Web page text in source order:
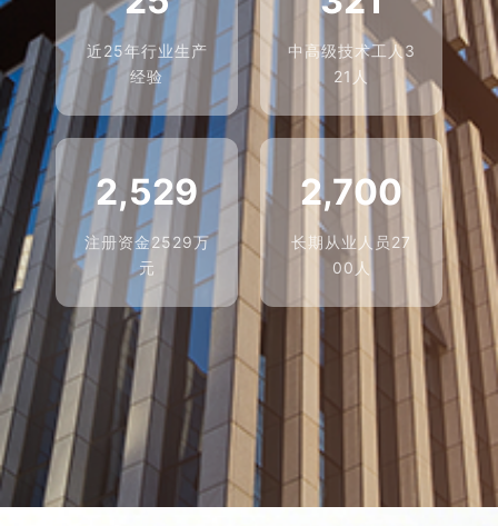
近25年行业生产
经验
中高级技术工人3
21人
2,529
注册资金2529万
元
2,700
长期从业人员27
00人